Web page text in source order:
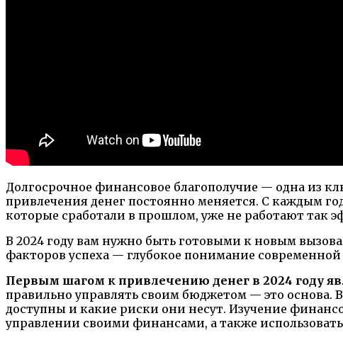
Долгосрочное финансовое благополучие — одна из
привлечения денег постоянно меняется. С каждым
которые сработали в прошлом, уже не работают так
В 2024 году вам нужно быть готовыми к новым
факторов успеха — глубокое понимание
Первым шагом к привлечению денег в 2024 году
правильно управлять своим бюджетом — это
доступны и какие риски они несут. Изучение
управлении своими финансами, а также